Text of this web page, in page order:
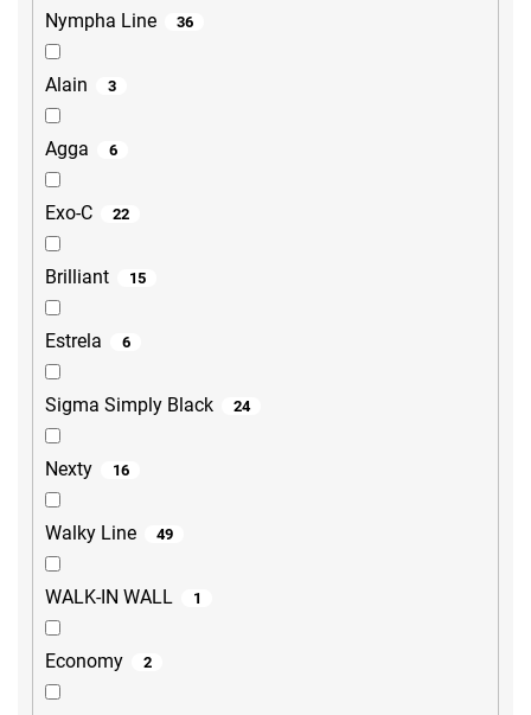
Nympha Line 36
Alain 3
Agga 6
Exo-C 22
Brilliant 15
Estrela 6
Sigma Simply Black 24
Nexty 16
Walky Line 49
WALK-IN WALL 1
Economy 2